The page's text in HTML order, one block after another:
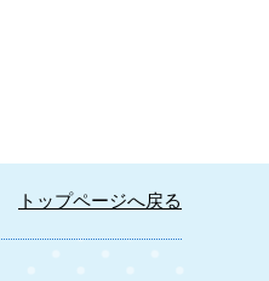
トップページへ戻る